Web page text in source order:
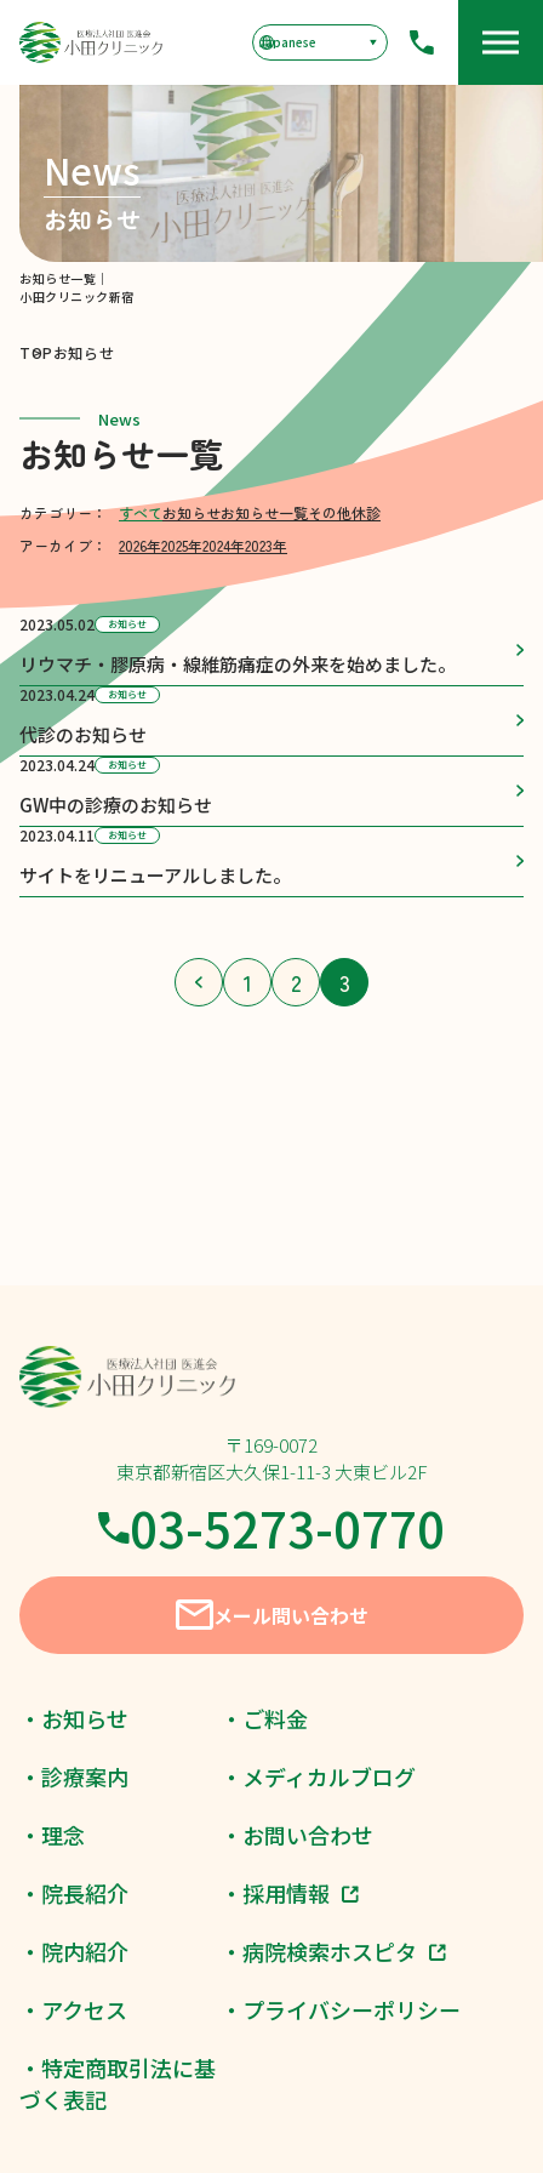
News
お知らせ
お知らせ一覧｜
小田クリニック新宿
TOPお知らせ
News
お知らせ一覧
カテゴリー： すべてお知らせお知らせ一覧その他休診
アーカイブ：
2026年2025年2024年2023年
2023.05.02 お知らせ
リウマチ・膠原病・線維筋痛症の外来を始めました。
2023.04.24 お知らせ
代診のお知らせ
2023.04.24 お知らせ
GW中の診療のお知らせ
2023.04.11 お知らせ
サイトをリニューアルしました。
1 2 3
〒169-0072
東京都新宿区大久保1-11-3 大東ビル2F
03-5273-0770
メール問い合わせ
・お知らせ
・ご料金
・診療案内
・メディカルブログ
・理念
・お問い合わせ
・院長紹介
・採用情報
・院内紹介
・病院検索ホスピタ
・アクセス
・プライバシーポリシー
・特定商取引法に基
づく表記